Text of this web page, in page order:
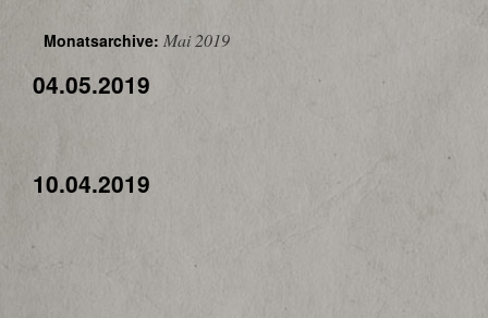
Monatsarchive: Mai 2019
04.05.2019
10.04.2019